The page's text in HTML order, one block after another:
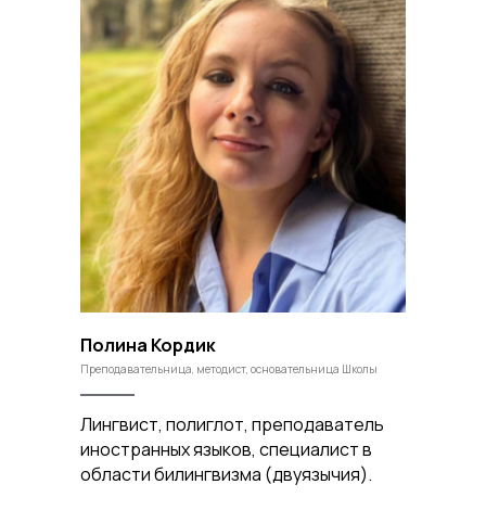
Полина Кордик
Преподавательница, методист, основательница Школы
Лингвист, полиглот, преподаватель
иностранных языков, специалист в
области билингвизма (двуязычия).